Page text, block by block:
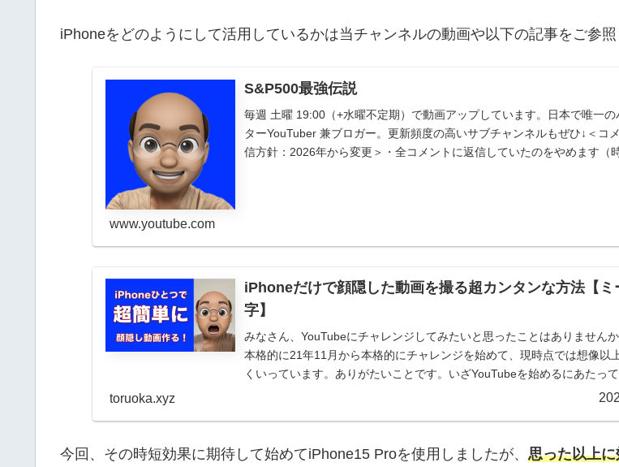
iPhoneをどのようにして活用しているかは当チャンネルの動画や以下の記事をご参照
S&P500最強伝説
毎週 土曜 19:00（+水曜不定期）で動画アップしています。日本で唯一の
ターYouTuber 兼ブロガー。更新頻度の高いサブチャンネルもぜひ↓＜コ
信方針：2026年から変更＞・全コメントに返信していたのをやめます（
www.youtube.com
iPhoneだけで顔隠した動画を撮る超カンタンな方法【ミ
字】
みなさん、YouTubeにチャレンジしてみたいと思ったことはありません
本格的に21年11月から本格的にチャレンジを始めて、現時点では想像以
くいっています。ありがたいことです。いざYouTubeを始めるにあたっ
toruoka.xyz
今回、その時短効果に期待して始めてiPhone15 Proを使用しましたが、 思った以上